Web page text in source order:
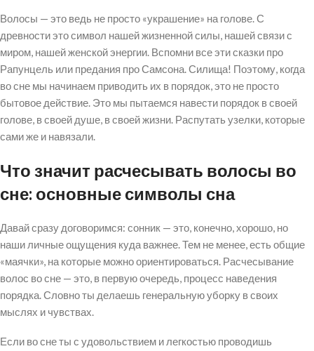
Волосы — это ведь не просто «украшение» на голове. С
древности это символ нашей жизненной силы, нашей связи с
миром, нашей женской энергии. Вспомни все эти сказки про
Рапунцель или предания про Самсона. Силища! Поэтому, когда
во сне мы начинаем приводить их в порядок, это не просто
бытовое действие. Это мы пытаемся навести порядок в своей
голове, в своей душе, в своей жизни. Распутать узелки, которые
сами же и навязали.
Что значит расчесывать волосы во
сне: основные символы сна
Давай сразу договоримся: сонник — это, конечно, хорошо, но
наши личные ощущения куда важнее. Тем не менее, есть общие
«маячки», на которые можно ориентироваться. Расчесывание
волос во сне — это, в первую очередь, процесс наведения
порядка. Словно ты делаешь генеральную уборку в своих
мыслях и чувствах.
Если во сне ты с удовольствием и легкостью проводишь